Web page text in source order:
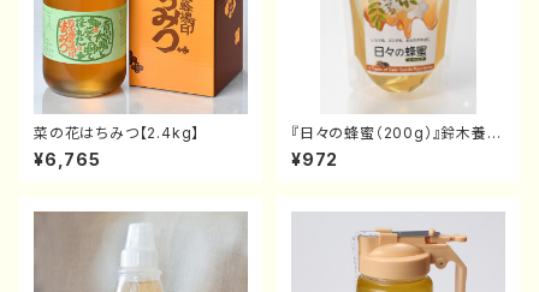
菜の花はちみつ【2.4kg】
¥6,765
『日々の蜂蜜（200g）』鈴木養蜂
場アカシアブレンド - 手軽で便
利なパウチタイプ -
¥972